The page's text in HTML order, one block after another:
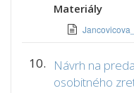
Materiály
10.
Návrh na
osobitného